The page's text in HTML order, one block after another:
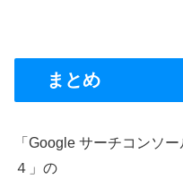
まとめ
「Google サーチコンソ
４」の